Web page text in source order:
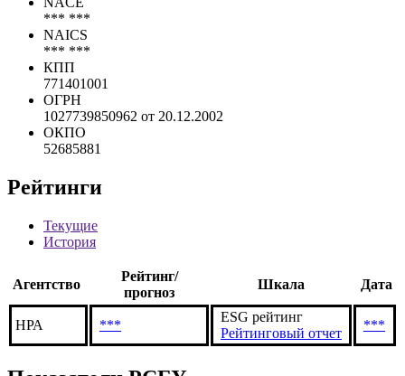
ИНН
7743001840
NACE
*** ***
NAICS
*** ***
КПП
771401001
ОКПО
Рейтинги
Текущие
История
Агентство Шкала Дата